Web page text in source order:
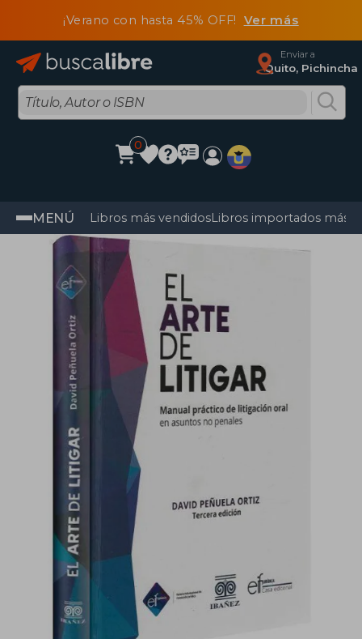
¡Verano con hasta 45% OFF! Ver más
Enviar a
Quito, Pichincha
0
MENÚ Libros más vendidosLibros importados más